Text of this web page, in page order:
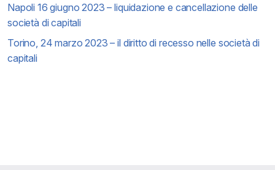
Napoli 16 giugno 2023 – liquidazione e cancellazione delle
società di capitali
Torino, 24 marzo 2023 – il diritto di recesso nelle società di
capitali